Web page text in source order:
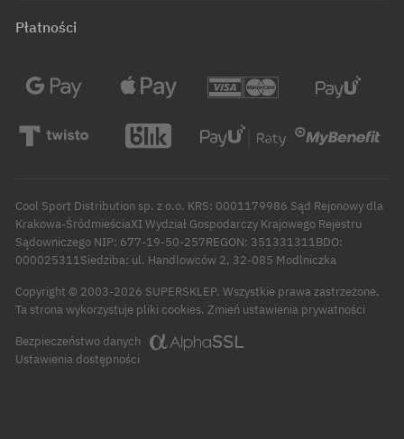
Płatności
Cool Sport Distribution sp. z o.o. KRS: 0001179986 Sąd Rejonowy dla
Krakowa-ŚródmieściaXI Wydział Gospodarczy Krajowego Rejestru
Sądowniczego NIP: 677-19-50-257REGON: 351331311BDO:
000025311Siedziba: ul. Handlowców 2, 32-085 Modlniczka
Copyright © 2003-2026 SUPERSKLEP. Wszystkie prawa zastrzeżone.
Ta strona wykorzystuje pliki cookies. Zmień ustawienia prywatności
Bezpieczeństwo danych
Ustawienia dostępności